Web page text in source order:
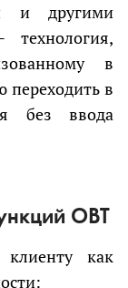
и другими
в
переходить в
без ввода
OBT
клиенту как